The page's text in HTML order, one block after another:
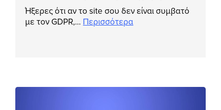
Ήξερες ότι αν το site σου δεν είναι συμβατό
με τον GDPR,… Περισσότερα